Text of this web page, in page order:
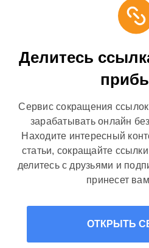
Делитесь
Сервис сокращения
зарабатывать онлайн
Находите интересный
статьи, сокращайте
делитесь с друзьями и
принесет
ОТКРЫТЬ